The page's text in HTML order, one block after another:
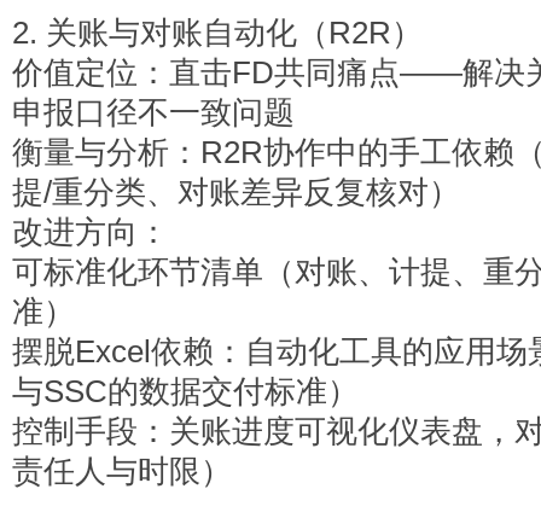
2. 关账与对账自动化（R2R）
价值定位：直击FD共同痛点——解决
申报口径不一致问题
衡量与分析：R2R协作中的手工依赖
提/重分类、对账差异反复核对）
改进方向：
可标准化环节清单（对账、计提、重
准）
摆脱Excel依赖：自动化工具的应用
与SSC的数据交付标准）
控制手段：关账进度可视化仪表盘，
责任人与时限）